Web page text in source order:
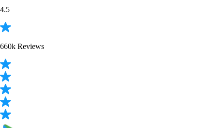
4.5
660k Reviews